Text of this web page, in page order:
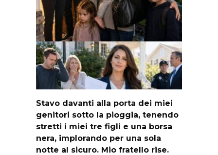
Stavo davanti alla porta dei miei
genitori sotto la pioggia, tenendo
stretti i miei tre figli e una borsa
nera, implorando per una sola
notte al sicuro. Mio fratello rise.